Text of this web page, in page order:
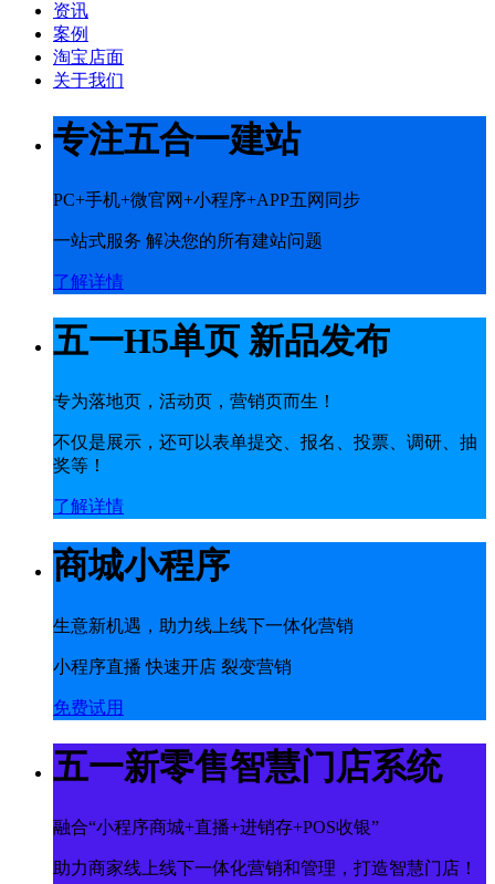
资讯
案例
淘宝店面
关于我们
专注五合一建站
PC+手机+微官网+小程序+APP五网同步
一站式服务 解决您的所有建站问题
了解详情
五一H5单页 新品发布
专为落地页，活动页，营销页而生！
不仅是展示，还可以表单提交、报名、投票、调研、抽
奖等！
了解详情
商城小程序
生意新机遇，助力线上线下一体化营销
小程序直播 快速开店 裂变营销
免费试用
五一新零售智慧门店系统
融合“小程序商城+直播+进销存+POS收银”
助力商家线上线下一体化营销和管理，打造智慧门店！